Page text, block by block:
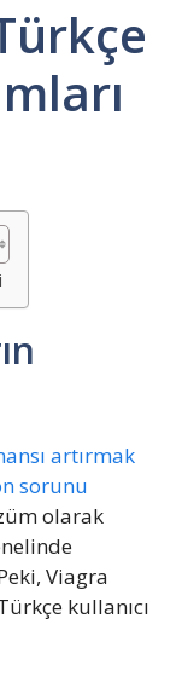
artırmak
sorunu
olarak
Viagra
kullanıcı